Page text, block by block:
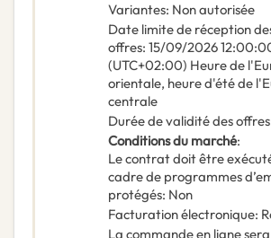
Variantes: Non autorisée
Date limite de réception
offres: 15/09/2026
(UTC+02:00) Heure de
orientale, heure d'été de
centrale
Durée de validité des offres
Conditions du marché:
Le contrat doit être
cadre de programmes
protégés: Non
Facturation électronique:
La commande en ligne